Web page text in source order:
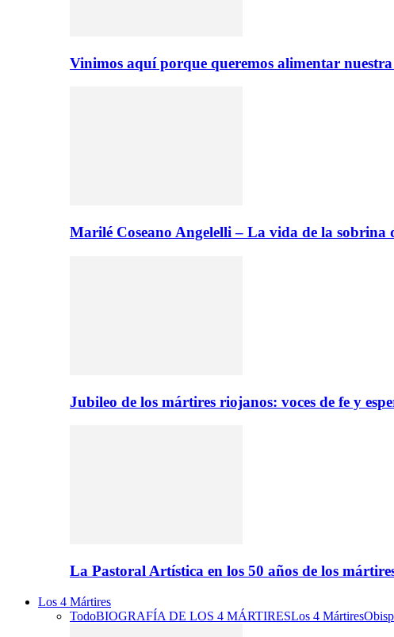
Vinimos aquí porque queremos alimentar
Marilé Coseano Angelelli – La vida de la
Jubileo de los mártires riojanos: voces de fe y
La Pastoral Artística en los 50 años de los
Los 4 Mártires
TodoBIOGRAFÍA DE LOS 4 MÁRTIRESLos 4 Mártires